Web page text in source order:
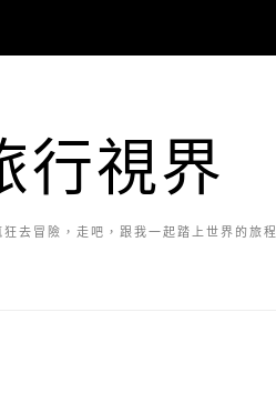
行視界
去冒險，走吧，跟我一起踏上世界的旅程